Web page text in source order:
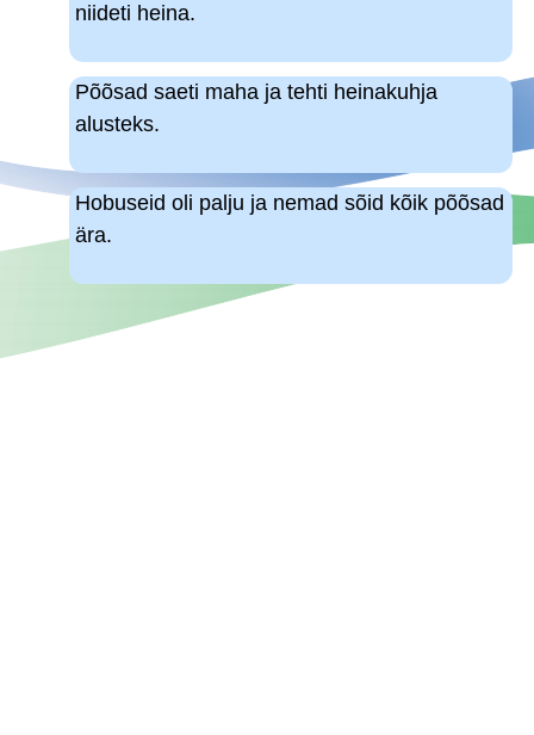
niideti heina.
Põõsad saeti maha ja tehti heinakuhja
alusteks.
Hobuseid oli palju ja nemad sõid kõik põõsad
ära.